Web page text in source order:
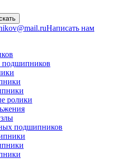
Написать нам
ролики
подшипников